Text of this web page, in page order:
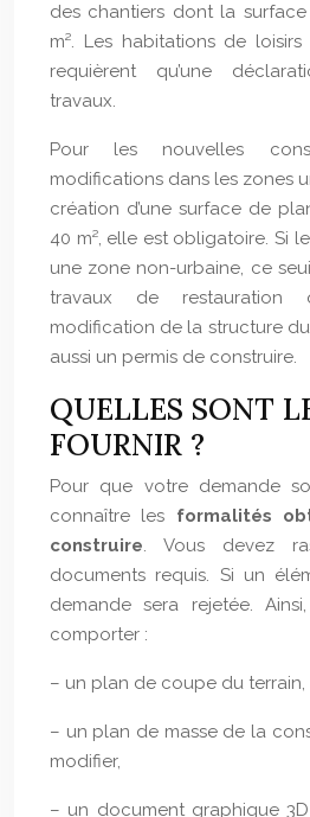
des chantiers dont la
m². Les habitations de
requièrent qu’une
travaux.
Pour les nouvelles
modifications dans les zones
création d’une surface de
40 m², elle est obligatoire. Si
une zone non-urbaine, ce
travaux de restauration
modification de la structure
aussi un permis de construire.
QUELLES SONT
FOURNIR ?
Pour que votre demande
connaître les formalités
construire. Vous devez
documents requis. Si un
demande sera rejetée.
comporter :
– un plan de coupe du terrain,
– un plan de masse de la
modifier,
– un document graphique